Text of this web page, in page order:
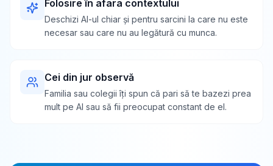
Folosire în afara contextului
Deschizi AI-ul chiar și pentru sarcini la care nu este
necesar sau care nu au legătură cu munca.
Cei din jur observă
Familia sau colegii îți spun că pari să te bazezi prea
mult pe AI sau să fii preocupat constant de el.